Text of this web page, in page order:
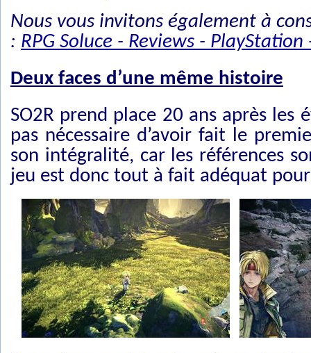
Nous vous invitons également à
: RPG Soluce - Reviews -
Deux faces d’une même histoire
SO2R prend place 20 ans après les
pas nécessaire d’avoir fait le
son intégralité, car les références
jeu est donc tout à fait adéquat